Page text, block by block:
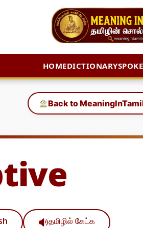
HOMEDICTIONARY
Back to
தமிழில் கேட்க